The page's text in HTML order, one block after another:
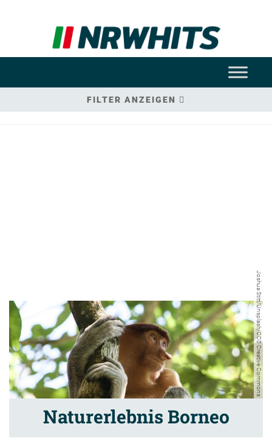
FILTER ANZEIGEN
Joshua Stitt/Unsplash/CC0 Creative Commons
Naturerlebnis Borneo